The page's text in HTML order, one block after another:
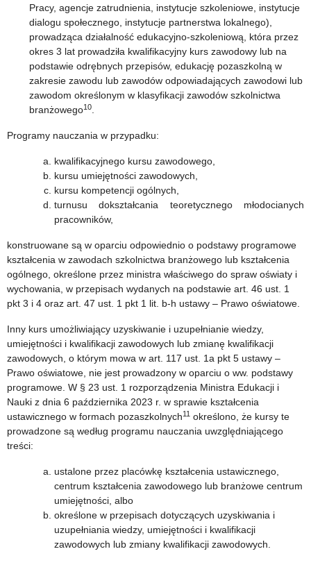
Pracy, agencje zatrudnienia, instytucje szkoleniowe, instytucje
dialogu społecznego, instytucje partnerstwa lokalnego),
prowadząca działalność edukacyjno-szkoleniową, która przez
okres 3 lat prowadziła kwalifikacyjny kurs zawodowy lub na
podstawie odrębnych przepisów, edukację pozaszkolną w
zakresie zawodu lub zawodów odpowiadających zawodowi lub
zawodom określonym w klasyfikacji zawodów szkolnictwa
branżowego10.
Programy nauczania w przypadku:
kwalifikacyjnego kursu zawodowego,
kursu umiejętności zawodowych,
kursu kompetencji ogólnych,
turnusu dokształcania teoretycznego młodocianych
pracowników,
konstruowane są w oparciu odpowiednio o podstawy programowe
kształcenia w zawodach szkolnictwa branżowego lub kształcenia
ogólnego, określone przez ministra właściwego do spraw oświaty i
wychowania, w przepisach wydanych na podstawie art. 46 ust. 1
pkt 3 i 4 oraz art. 47 ust. 1 pkt 1 lit. b-h ustawy – Prawo oświatowe.
Inny kurs umożliwiający uzyskiwanie i uzupełnianie wiedzy,
umiejętności i kwalifikacji zawodowych lub zmianę kwalifikacji
zawodowych, o którym mowa w art. 117 ust. 1a pkt 5 ustawy –
Prawo oświatowe, nie jest prowadzony w oparciu o ww. podstawy
programowe. W § 23 ust. 1 rozporządzenia Ministra Edukacji i
Nauki z dnia 6 października 2023 r. w sprawie kształcenia
ustawicznego w formach pozaszkolnych11 określono, że kursy te
prowadzone są według programu nauczania uwzględniającego
treści:
ustalone przez placówkę kształcenia ustawicznego,
centrum kształcenia zawodowego lub branżowe centrum
umiejętności, albo
określone w przepisach dotyczących uzyskiwania i
uzupełniania wiedzy, umiejętności i kwalifikacji
zawodowych lub zmiany kwalifikacji zawodowych.